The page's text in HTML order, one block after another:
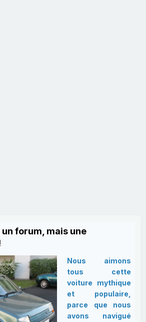
forum, mais une
Nous aimons
tous cette
voiture mythique
et populaire,
parce que nous
avons navigué